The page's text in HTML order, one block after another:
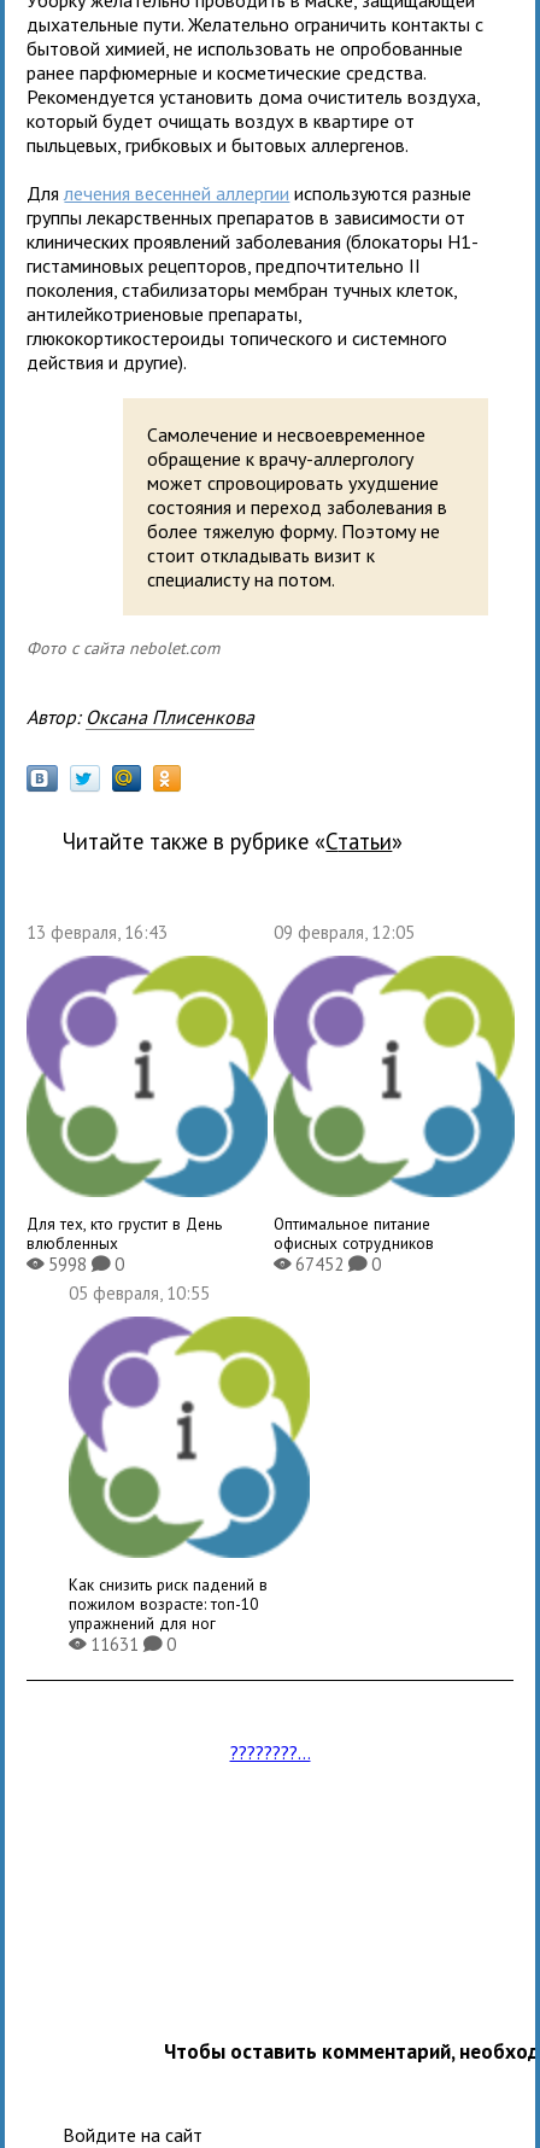
дыхательные пути. Желательно ограничить контакты с
бытовой химией, не использовать не опробованные
ранее парфюмерные и косметические средства.
Рекомендуется установить дома очиститель воздуха,
который будет очищать воздух в квартире от
пыльцевых, грибковых и бытовых аллергенов.
Длялечения весенней аллергии используются разные
группы лекарственных препаратов в зависимости от
клинических проявлений заболевания (блокаторы Н1-
гистаминовых рецепторов, предпочтительно II
поколения, стабилизаторы мембран тучных клеток,
антилейкотриеновые препараты,
глюкокортикостероиды топического и системного
действия и другие).
Самолечение и несвоевременное
обращение к врачу-аллергологу
может спровоцировать ухудшение
состояния и переход заболевания в
более тяжелую форму. Поэтому не
стоит откладывать визит к
специалистуна потом.
Фото с сайта nebolet.com
Автор: Оксана Плисенкова
Читайте также в рубрике « Статьи»
13 февраля, 16:43
Для тех, кто грустит в День
влюбленных
X5998K0
09 февраля, 12:05
Оптимальное питание
офисных сотрудников
X67452 K0
05 февраля, 10:55
Как снизить риск падений в
пожилом возрасте: топ-10
упражнений для ног
X11631K0
????????...
Чтобы оставить комментарий,
Войдите на сайт